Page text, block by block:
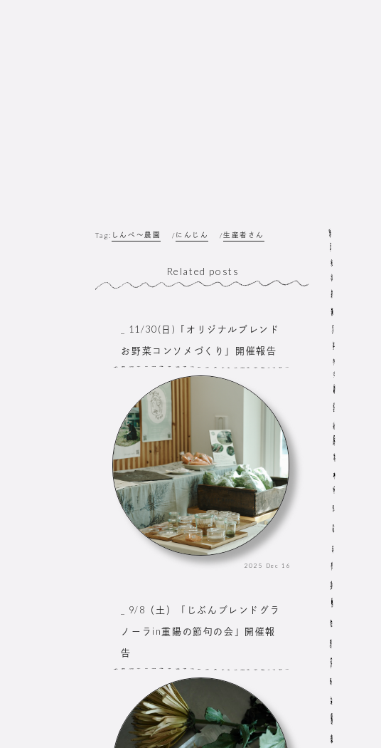
Tag: しんぺ〜農園 /にんじん /生産者さん
Related posts
_ 11/30(日)「オリジナルブレンド
お野菜コンソメづくり」開催報告
2025 Dec 16
_ 9/8（土）「じぶんブレンドグラ
ノーラin重陽の節句の会」開催報
告